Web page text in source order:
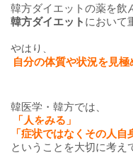
韓方ダイエットの薬を飲
韓方ダイエット において
やはり、
自分の体質や状況を見極
韓医学・韓方では、
「人をみる」
「症状ではなくその人自
ということを大切に考え